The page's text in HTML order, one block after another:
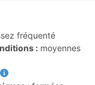
fréquenté
moyennes